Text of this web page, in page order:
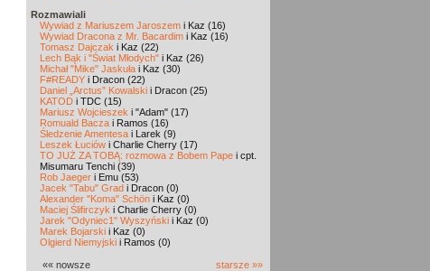
Rozmawiali
Wywiad z Mariuszem Jaroszem i Kaz (16)
Wywiad Dracona z Mr. Bacardim i Kaz (16)
Tomasz Dajczak i Kaz (22)
Lech Bąk i "Świat Młodych" i Kaz (26)
Michał "Mike" Jaskuła i Kaz (30)
F#READY i Dracon (22)
Daniel „Arctus” Kowalski i Dracon (25)
KATOD i TDC (15)
Mariusz Wojcieszek i "Adam" (17)
Romuald Bacza i Ramos (16)
Śledzenie Amentesa i Larek (9)
Leszek Łuciów i Charlie Cherry (17)
TO JUŻ ZA TOBĄ: rozmowa z Bobem Pape i cpt.
Misumaru Tenchi (39)
Rob Jaeger i Emu (53)
Jacek "Tabu" Grad i Dracon (0)
Alexander "Koma" Schön i Kaz (0)
Maciej Ślifirczyk i Charlie Cherry (0)
Jarek "Odyniec1" Wyszyński i Kaz (0)
Marek Bojarski i Kaz (0)
Olgierd Niemyjski i Ramos (0)
«« nowsze starsze »»